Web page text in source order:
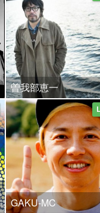
曽我部恵一
GAKU-MC